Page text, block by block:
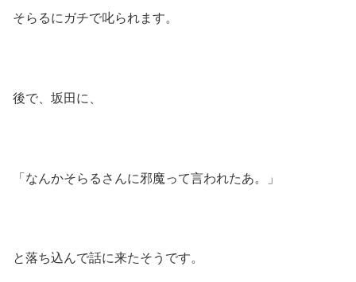
そらるにガチで叱られます。
後で、坂田に、
「なんかそらるさんに邪魔って言われたあ。」
と落ち込んで話に来たそうです。